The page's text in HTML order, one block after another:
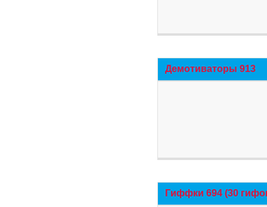
Демотиваторы 913
Гиффки 694 (30